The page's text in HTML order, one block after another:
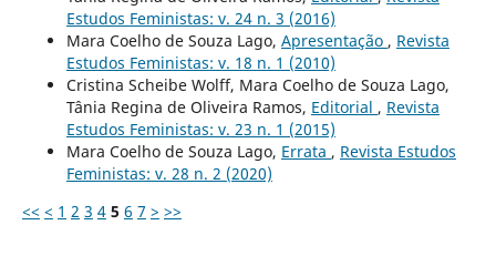
Estudos Feministas: v. 24 n. 3 (2016)
Mara Coelho de Souza Lago, Apresentação , Revista
Estudos Feministas: v. 18 n. 1 (2010)
Cristina Scheibe Wolff, Mara Coelho de Souza Lago,
Tânia Regina de Oliveira Ramos, Editorial , Revista
Estudos Feministas: v. 23 n. 1 (2015)
Mara Coelho de Souza Lago, Errata , Revista Estudos
Feministas: v. 28 n. 2 (2020)
<< < 1 2 3 4 5 6 7 > >>